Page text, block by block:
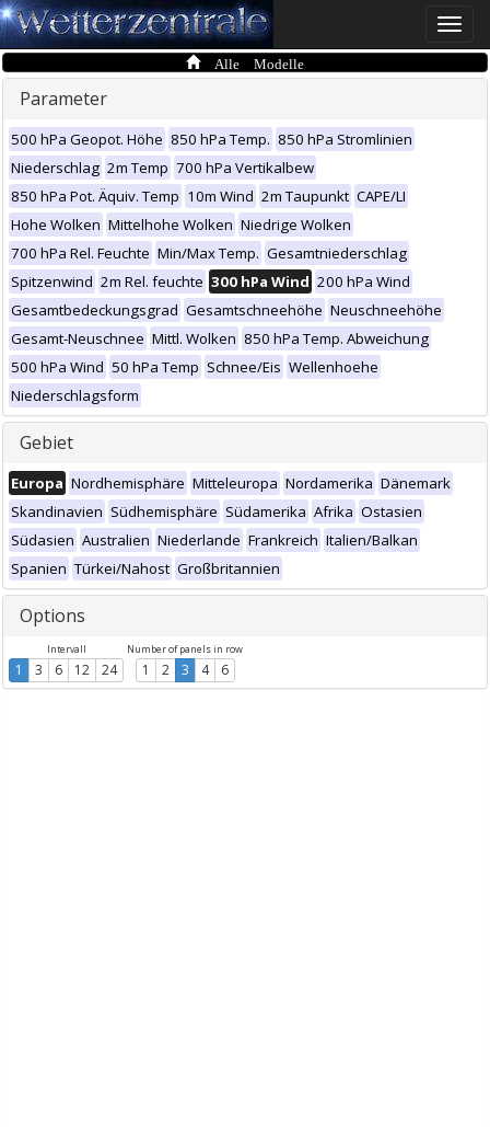
Toggle
Alle Modelle
Parameter
500 hPa Geopot. Höhe 850 hPa Temp. 850 hPa Stromlinien
Niederschlag 2m Temp 700 hPa Vertikalbew
850 hPa Pot. Äquiv. Temp 10m Wind 2m Taupunkt CAPE/LI
Hohe Wolken Mittelhohe Wolken Niedrige Wolken
700 hPa Rel. Feuchte Min/Max Temp. Gesamtniederschlag
Spitzenwind 2m Rel. feuchte 300 hPa Wind 200 hPa Wind
Gesamtbedeckungsgrad Gesamtschneehöhe Neuschneehöhe
Gesamt-Neuschnee Mittl. Wolken 850 hPa Temp. Abweichung
500 hPa Wind 50 hPa Temp Schnee/Eis Wellenhoehe
Niederschlagsform
Gebiet
Europa Nordhemisphäre Mitteleuropa Nordamerika Dänemark
Skandinavien Südhemisphäre Südamerika Afrika Ostasien
Südasien Australien Niederlande Frankreich Italien/Balkan
Spanien Türkei/Nahost Großbritannien
Options
Intervall
1 3 6 12 24
Number of panels in row
1 2 3 4 6